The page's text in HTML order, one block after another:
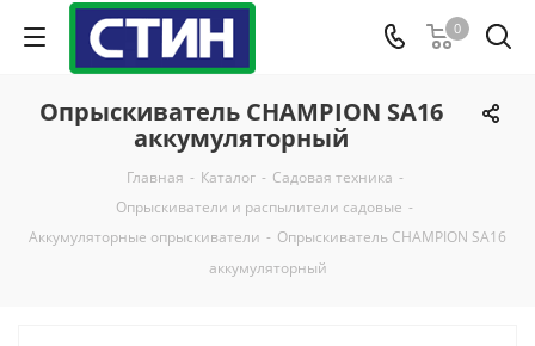
0
Опрыскиватель CHAMPION SA16
аккумуляторный
Главная - Каталог - Садовая техника -
Опрыскиватели и распылители садовые -
Аккумуляторные опрыскиватели - Опрыскиватель CHAMPION SA16
аккумуляторный